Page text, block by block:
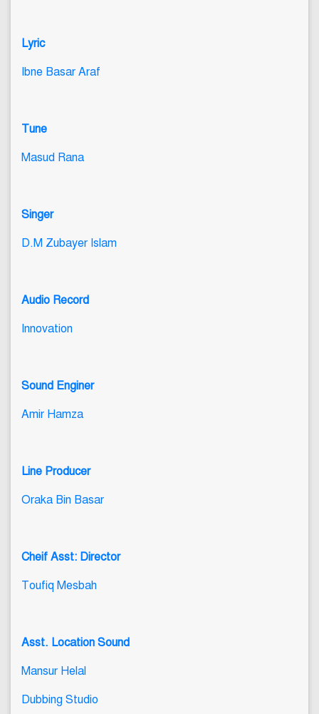
Lyric
Ibne Basar Araf
Tune
Masud Rana
Singer
D.M Zubayer Islam
Audio Record
Innovation
Sound Enginer
Amir Hamza
Line Producer
Oraka Bin Basar
Cheif Asst: Director
Toufiq Mesbah
Asst. Location Sound
Mansur Helal
Dubbing Studio